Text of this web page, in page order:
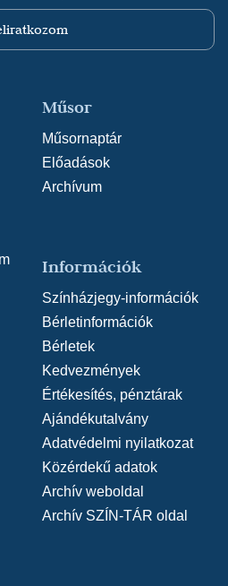
Műsor
Műsornaptár
Előadások
Archívum
Információk
Színházjegy-információk
Bérletinformációk
Bérletek
Kedvezmények
Értékesítés, pénztárak
Ajándékutalvány
Adatvédelmi nyilatkozat
Közérdekű adatok
Archív weboldal
Archív SZÍN-TÁR oldal